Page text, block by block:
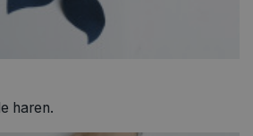
haren.